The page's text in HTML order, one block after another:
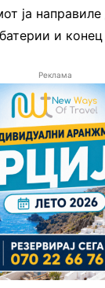
ја
и конец
Реклама